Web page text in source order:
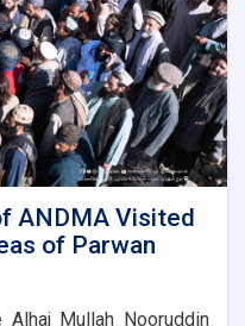
ANDMA Visited
of Parwan
Alhaj Mullah Nooruddin